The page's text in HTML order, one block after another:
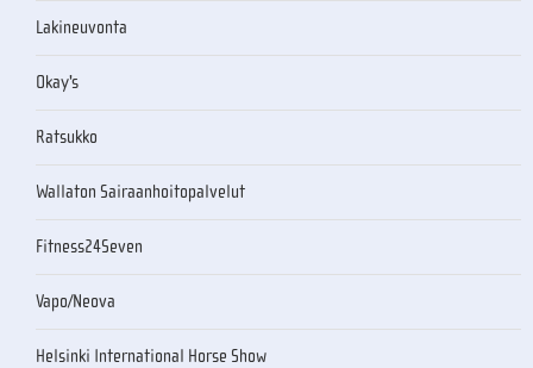
Lakineuvonta
Okay's
Ratsukko
Wallaton Sairaanhoitopalvelut
Fitness24Seven
Vapo/Neova
Helsinki International Horse Show